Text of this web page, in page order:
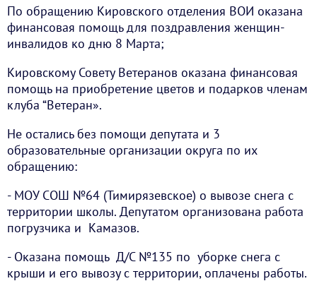
По обращению Кировского отделения ВОИ оказана
финансовая помощь для поздравления женщин-
инвалидов ко дню 8 Марта;
Кировскому Совету Ветеранов оказана финансовая
помощь на приобретение цветов и подарков членам
клуба “Ветеран».
Не остались без помощи депутата и 3
образовательные организации округа по их
обращению:
- МОУ СОШ №64 (Тимирязевское) о вывозе снега с
территории школы. Депутатом организована работа
погрузчика и Камазов.
- Оказана помощь Д/С №135 по уборке снега с
крыши и его вывозу с территории, оплачены работы.